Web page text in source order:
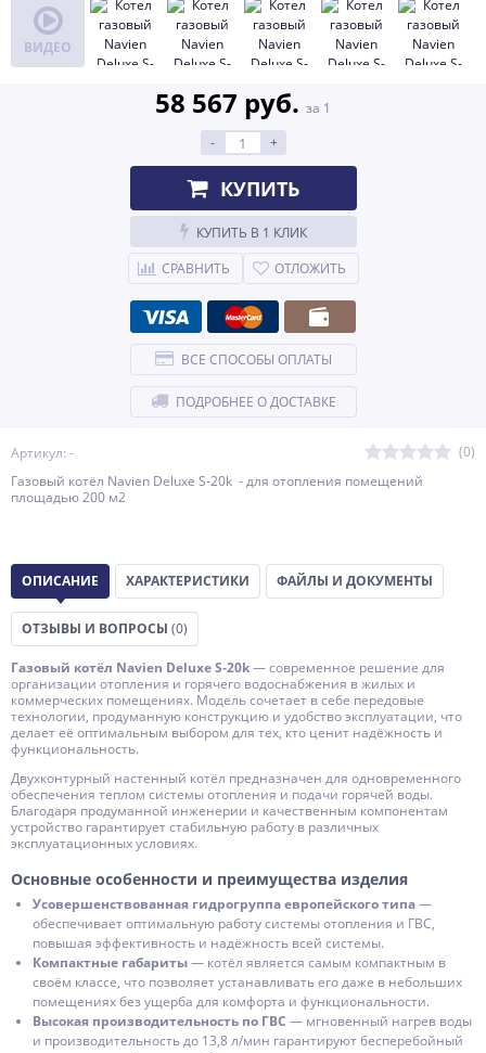
ВИДЕО
Артикул: -
(0)
Газовый котёл Navien Deluxe S‑20k - для отопления помещений
площадью 200 м2
58 567 руб. за 1
-
+
КУПИТЬ
КУПИТЬ В 1 КЛИК
СРАВНИТЬ
ОТЛОЖИТЬ
ВСЕ СПОСОБЫ ОПЛАТЫ
ПОДРОБНЕЕ О ДОСТАВКЕ
ОПИСАНИЕ ХАРАКТЕРИСТИКИ ФАЙЛЫ И ДОКУМЕНТЫ
ОТЗЫВЫ И ВОПРОСЫ (0)
Газовый котёл Navien Deluxe S‑20k— современное решение для
организации отопления и горячего водоснабжения в жилых и
коммерческих помещениях. Модель сочетает в себе передовые
технологии, продуманную конструкцию и удобство эксплуатации, что
делает её оптимальным выбором для тех, кто ценит надёжность и
функциональность.
Двухконтурный настенный котёл предназначен для одновременного
обеспечения теплом системы отопления и подачи горячей воды.
Благодаря продуманной инженерии и качественным компонентам
устройство гарантирует стабильную работу в различных
эксплуатационных условиях.
Основные особенности и преимущества изделия
Усовершенствованная гидрогруппа европейского типа—
обеспечивает оптимальную работу системы отопления и ГВС,
повышая эффективность и надёжность всей системы.
Компактные габариты— котёл является самым компактным в
своём классе, что позволяет устанавливать его даже в небольших
помещениях без ущерба для комфорта и функциональности.
Высокая производительность по ГВС — мгновенный нагрев воды
и производительность до 13,8 л/мин гарантируют бесперебойный